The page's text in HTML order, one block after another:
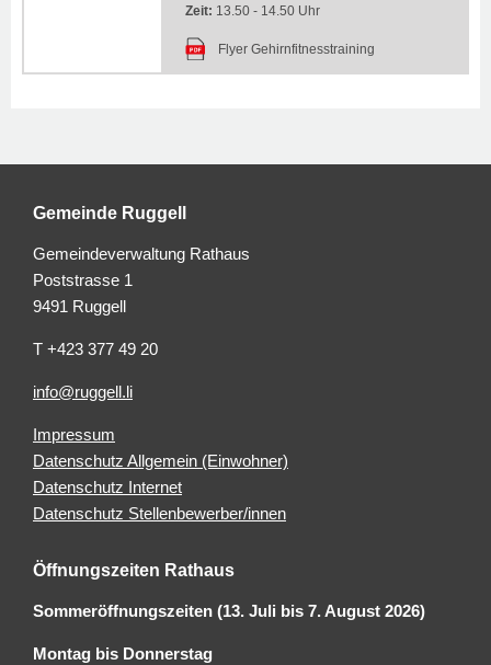
Zeit: 13.50 - 14.50 Uhr
Flyer Gehirnfitnesstraining
Gemeinde Ruggell
Gemeindeverwaltung Rathaus
Poststrasse 1
9491 Ruggell
T +423 377 49 20
info@ruggell.li
Impressum
Datenschutz Allgemein (Einwohner)
Datenschutz Internet
Datenschutz Stellenbewerber/innen
Öffnungszeiten Rathaus
Sommeröffnungszeiten (13. Juli bis 7. August 2026)
Montag bis Donnerstag